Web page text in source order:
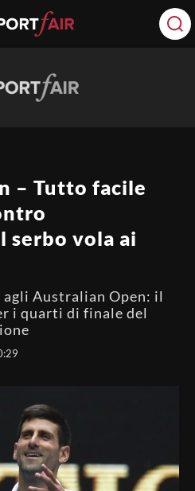
– Tutto facile
serbo vola ai
Australian Open: il
i quarti di finale del